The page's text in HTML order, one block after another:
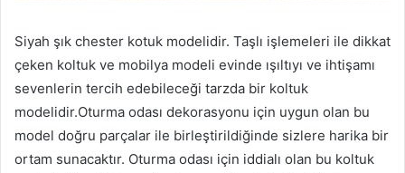
Siyah şık chester kotuk modelidir. Taşlı işlemeleri ile dikkat
çeken koltuk ve mobilya modeli evinde ışıltıyı ve ihtişamı
sevenlerin tercih edebileceği tarzda bir koltuk
modelidir.Oturma odası dekorasyonu için uygun olan bu
model doğru parçalar ile birleştirildiğinde sizlere harika bir
ortam sunacaktır. Oturma odası için iddialı olan bu koltuk